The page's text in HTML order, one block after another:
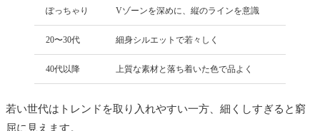
ぽっちゃり Vゾーンを深めに、縦のラインを意識
20〜30代 細身シルエットで若々しく
40代以降 上質な素材と落ち着いた色で品よく
若い世代はトレンドを取り入れやすい一方、細くしすぎると窮
屈に見えます。